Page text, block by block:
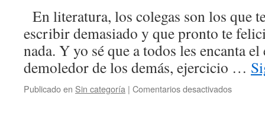
En literatura, los colegas son los que
escribir demasiado y que pronto te
nada. Y yo sé que a todos les encanta
demoledor de los demás, ejercicio …
Publicado en Sin categoría | Comentarios desactivados